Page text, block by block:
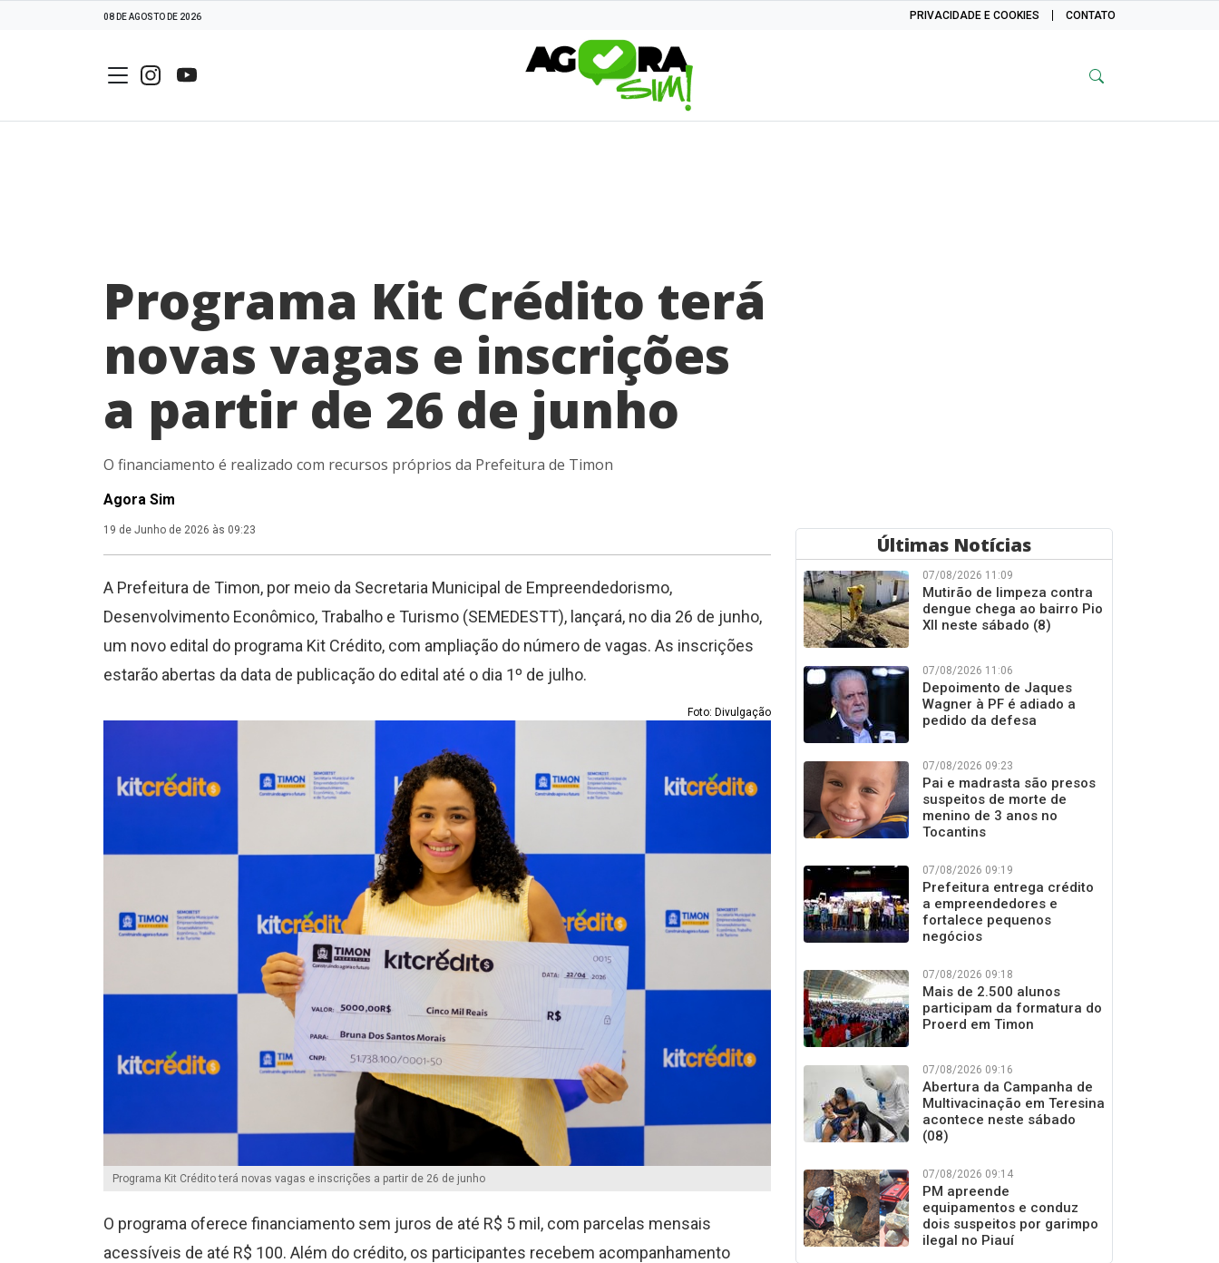
08 DE AGOSTO DE 2026 PRIVACIDADE E COOKIES CONTATO
Programa Kit Crédito terá
novas vagas e inscrições
a partir de 26 de junho
O financiamento é realizado com recursos próprios da Prefeitura de Timon
Agora Sim
19 de Junho de 2026 às 09:23
A Prefeitura de Timon, por meio da Secretaria Municipal de Empreendedorismo,
Desenvolvimento Econômico, Trabalho e Turismo (SEMEDESTT), lançará, no dia 26 de junho,
um novo edital do programa Kit Crédito, com ampliação do número de vagas. As inscrições
estarão abertas da data de publicação do edital até o dia 1º de julho.
Foto: Divulgação
Programa Kit Crédito terá novas vagas e inscrições a partir de 26 de junho
O programa oferece financiamento sem juros de até R$ 5 mil, com parcelas mensais
acessíveis de até R$ 100. Além do crédito, os participantes recebem acompanhamento
Últimas Notícias
07/08/2026 11:09
Mutirão de limpeza contra
dengue chega ao bairro Pio
XII neste sábado (8)
07/08/2026 11:06
Depoimento de Jaques
Wagner à PF é adiado a
pedido da defesa
07/08/2026 09:23
Pai e madrasta são presos
suspeitos de morte de
menino de 3 anos no
Tocantins
07/08/2026 09:19
Prefeitura entrega crédito
a empreendedores e
fortalece pequenos
negócios
07/08/2026 09:18
Mais de 2.500 alunos
participam da formatura do
Proerd em Timon
07/08/2026 09:16
Abertura da Campanha de
Multivacinação em Teresina
acontece neste sábado
(08)
07/08/2026 09:14
PM apreende
equipamentos e conduz
dois suspeitos por garimpo
ilegal no Piauí